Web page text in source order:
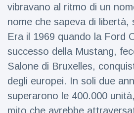
Ultime notizie
Dylan
Sprouse e
Barbara
Palvin
rivelano di
15 July
50
Visualizzazioni
vibravano al ritmo di un
nome che sapeva di libertà,
Era il 1969 quando la Ford
successo della Mustang,
Salone di Bruxelles,
degli europei. In soli due
superarono le 400.000
mito che avrebbe